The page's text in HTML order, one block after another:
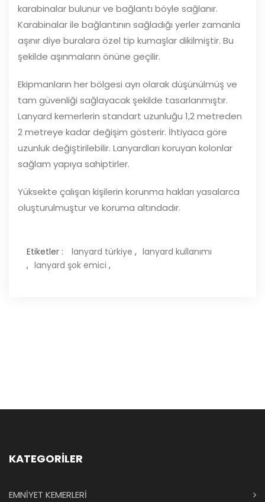
karabinalar bulunur ve bağlantı böyle sağlanır.
Karabinalar ile bağlantının sağladığı yerler zamanla
aşınır diye buralara özel tip kumaşlar dikilmiştir. Bu
şekilde aşınmaların önüne geçilir.
Ekipmanların her bölgesi ayrı olarak düşünülmüş ve
tam güvenliği sağlayacak şekilde tasarlanmıştır.
Lanyard kemerlerin standart uzunluğu 1,2 metreden
2 metreye kadar değişim gösterir. İhtiyaca göre
uzunluk değiştirilebilir. Lanyardları koruyan kolonlar
sağlam yapıya sahiptirler.
Yüksekte çalışan kişilerin korunma hakları yasalarca
oluşturulmuştur ve koruma altındadır.
Etiketler : lanyard türkiye , lanyard kullanımı
, lanyard şok emici ,
KATEGORİLER
EMNİYET KEMERLERİ